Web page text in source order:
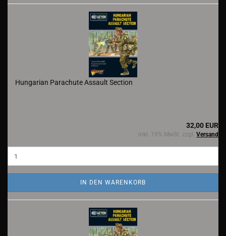
Hungarian Parachute Assault Section
32,00 EUR
inkl. 19% MwSt. zzgl. Versand
IN DEN WARENKORB